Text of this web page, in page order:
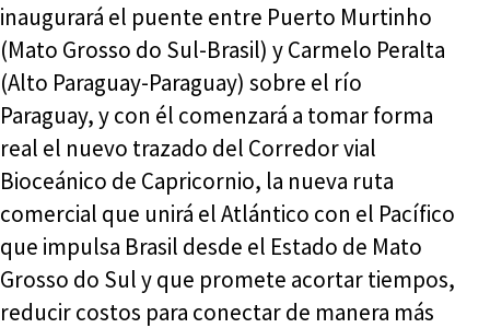
inaugurará el puente entre Puerto Murtinho
(Mato Grosso do Sul-Brasil) y Carmelo Peralta
(Alto Paraguay-Paraguay) sobre el río
Paraguay, y con él comenzará a tomar forma
real el nuevo trazado del Corredor vial
Bioceánico de Capricornio, la nueva ruta
comercial que unirá el Atlántico con el Pacífico
que impulsa Brasil desde el Estado de Mato
Grosso do Sul y que promete acortar tiempos,
reducir costos para conectar de manera más